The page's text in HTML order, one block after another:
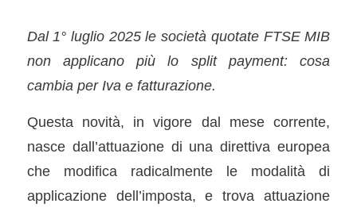
Dal 1° luglio 2025 le società quotate FTSE MIB
non applicano più lo split payment: cosa
cambia per Iva e fatturazione.
Questa novità, in vigore dal mese corrente,
nasce dall’attuazione di una direttiva europea
che modifica radicalmente le modalità di
applicazione dell’imposta, e trova attuazione